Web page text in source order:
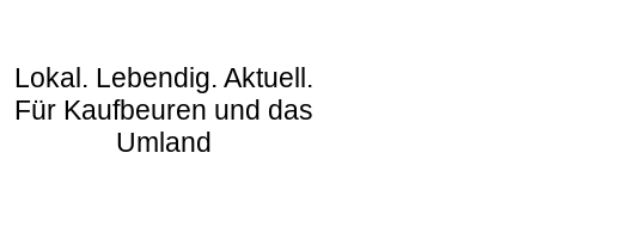
Lokal. Lebendig. Aktuell.
Für Kaufbeuren und das
Umland